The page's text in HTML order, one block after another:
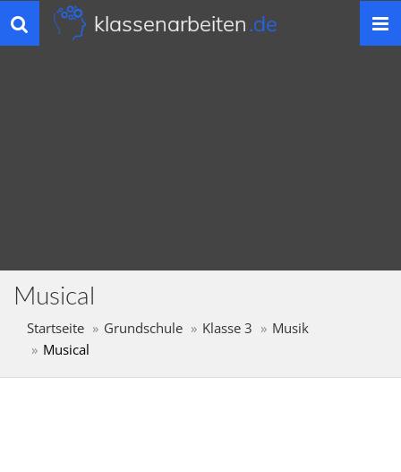
Toggle
navigation
klassenarbeiten.de
Musical
Startseite Grundschule Klasse 3
Musik
Musical